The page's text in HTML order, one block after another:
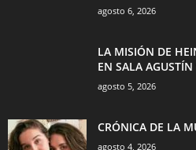
agosto 6, 2026
LA MISIÓN DE
EN SALA AGUSTÍN
agosto 5, 2026
CRÓNICA DE LA
agosto 4, 2026